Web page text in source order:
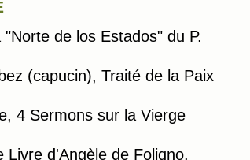
de los Estados" du P.
(capucin), Traité de la Paix
4 Sermons sur la Vierge
Livre d'Angèle de Foligno,